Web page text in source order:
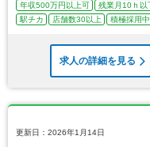
年収500万円以上可 残業月10ｈ以
駅チカ
店舗数30以上 積極採用中
求人の詳細を見る
更新日：2026年1月14日